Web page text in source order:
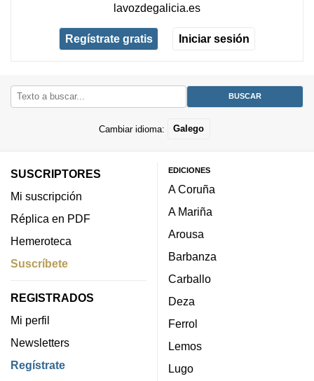
lavozdegalicia.es
Regístrate gratis Iniciar sesión
Cambiar idioma: Galego
SUSCRIPTORES
Mi suscripción
Réplica en PDF
Hemeroteca
Suscríbete
REGISTRADOS
Mi perfil
Newsletters
Regístrate
EDICIONES
A Coruña
A Mariña
Arousa
Barbanza
Carballo
Deza
Ferrol
Lemos
Lugo